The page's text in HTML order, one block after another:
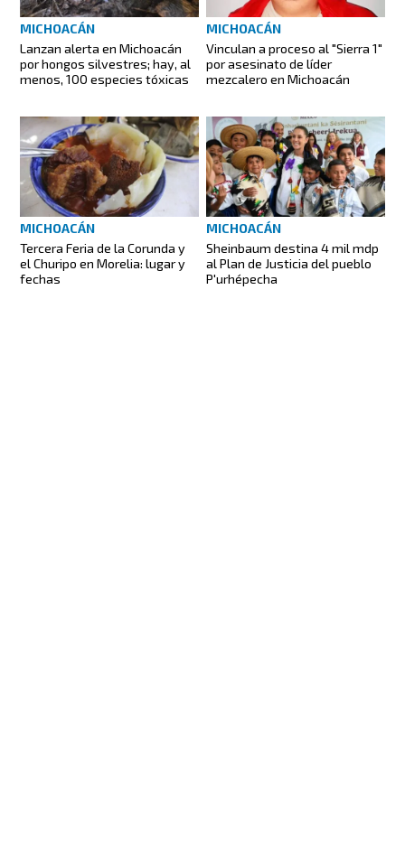
MICHOACÁN
Lanzan alerta en Michoacán
por hongos silvestres; hay, al
menos, 100 especies tóxicas
MICHOACÁN
Vinculan a proceso al "Sierra 1"
por asesinato de líder
mezcalero en Michoacán
MICHOACÁN
Tercera Feria de la Corunda y
el Churipo en Morelia: lugar y
fechas
MICHOACÁN
Sheinbaum destina 4 mil mdp
al Plan de Justicia del pueblo
P'urhépecha